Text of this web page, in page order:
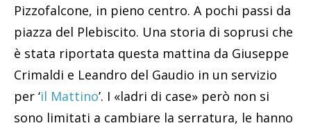
Pizzofalcone, in pieno centro. A pochi passi da
piazza del Plebiscito. Una storia di soprusi che
è stata riportata questa mattina da Giuseppe
Crimaldi e Leandro del Gaudio in un servizio
per ‘il Mattino’. I «ladri di case» però non si
sono limitati a cambiare la serratura, le hanno